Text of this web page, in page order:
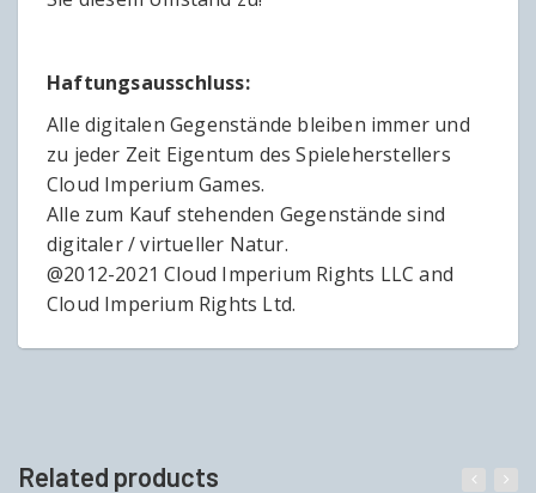
Haftungsausschluss:
Alle digitalen Gegenstände bleiben immer und
zu jeder Zeit Eigentum des Spieleherstellers
Cloud Imperium Games.
Alle zum Kauf stehenden Gegenstände sind
digitaler / virtueller Natur.
@2012-2021 Cloud Imperium Rights LLC and
Cloud Imperium Rights Ltd.
Related products